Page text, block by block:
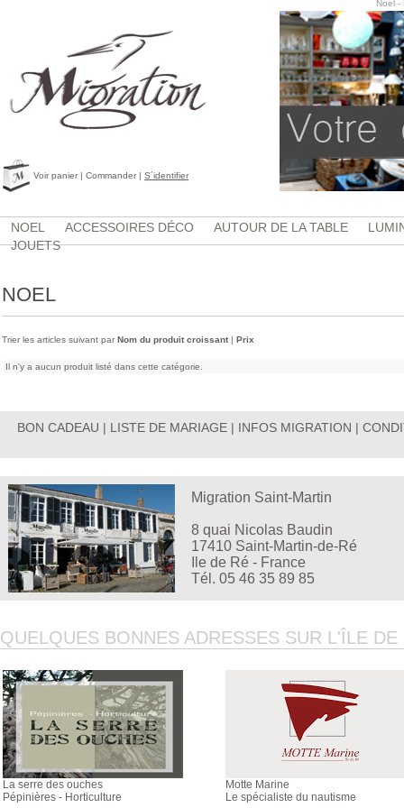
Noel -
Voir panier | Commander | S´identifier
NOEL ACCESSOIRES DÉCO AUTOUR DE LA TABLE
JOUETS
NOEL
Trier les articles suivant par Nom du produit croissant | Prix
Il n'y a aucun produit listé dans cette catégorie.
BON CADEAU | LISTE DE MARIAGE| INFOS MIGRATION |
Migration Saint-Martin
8 quai Nicolas Baudin
17410 Saint-Martin-de-Ré
Ile de Ré - France
Tél. 05 46 35 89 85
QUELQUES BONNES ADRESSES SUR L'ÎLE DE
La serre des ouches
Pépinières - Horticulture
Motte Marine
Le spécialiste du nautisme